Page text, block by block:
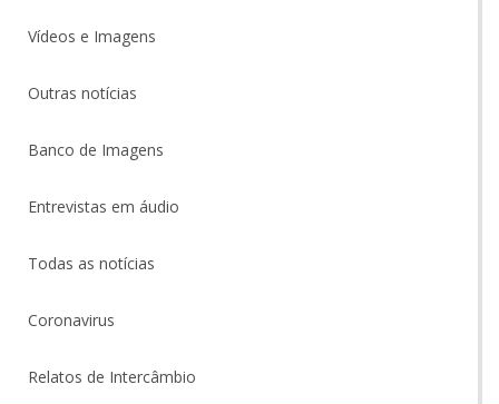
Vídeos e Imagens
Outras notícias
Banco de Imagens
Entrevistas em áudio
Todas as notícias
Coronavirus
Relatos de Intercâmbio